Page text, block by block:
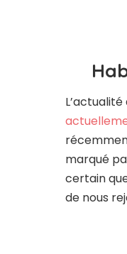
marqué
certain
de nous